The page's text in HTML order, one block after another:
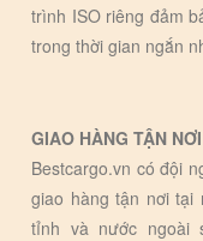
trình ISO riêng đảm
trong thời gian ngắn
GIAO HÀNG TẬN NƠI
Bestcargo.vn có đội
giao hàng tận nơi tại
tỉnh và nước ngoài